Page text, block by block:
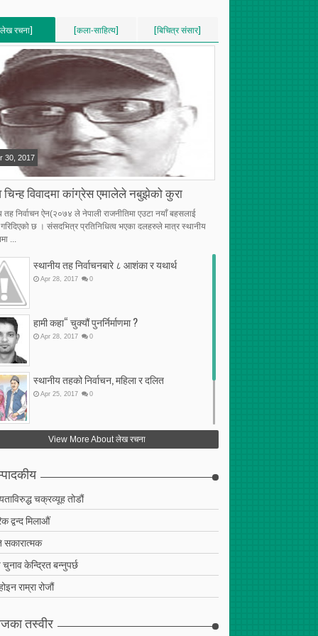
रचना] [कला-साहित्य]
[VERTICAL]
[बिचित्र संसार]
[VERTICAL]
[RECENT][5]
चिन्ह विवादमा कांग्रेस एमालेले नबुझेको कुरा
30 2017
तह निर्वाचन ऐन(२०७४ ले नेपाली राजनीतिमा एउटा नयाँ बहसलाई
गरिदिएको छ । संसदभित्र प्रतिनिधित्व भएका दलहरुले मात्र स्थानीय
...
स्थानीय तह निर्वाचनबारे ८ आशंका र यथार्थ
Apr 28 2017 0
हामी कहा“ चुक्यौं पुनर्निर्माणमा ?
Apr 28 2017 0
स्थानीय तहको निर्वाचन, महिला र दलित
Apr 25 2017 0
फेरि अर्को गलत सहमति
View More About लेख रचना
चक्रव्यूह तोडौं
द्वन्द मिलाऔं
सकारात्मक
केन्द्रित बन्नुपर्छ
राम्रा रोजौं
तस्वीर